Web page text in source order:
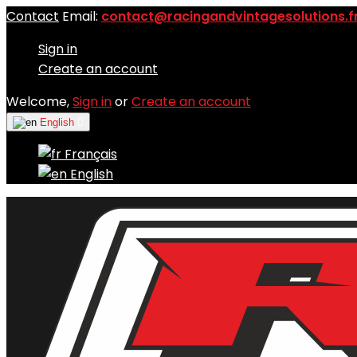
Contact Email:
Sign in
Create an account
Welcome,Sign inorCreate an account
English
Français
English